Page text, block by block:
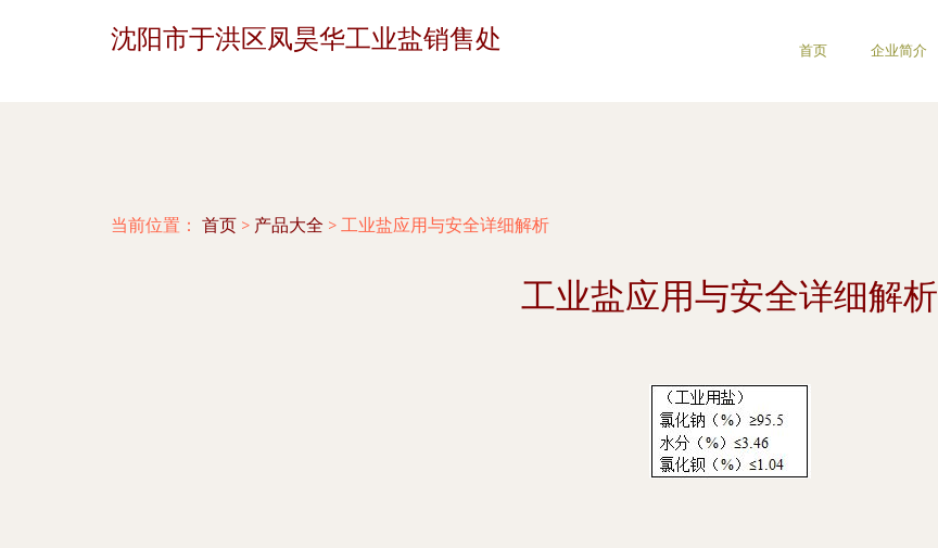
沈阳市于洪区凤昊华工业盐销售处 首页 企业简介
当前位置： 首页 > 产品大全 > 工业盐应用与安全详细解析
工业盐应用与安全详细解析